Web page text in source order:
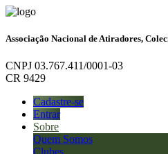
Associação Nacional de Atiradores,
CNPJ 03.767.411/0001-03
CR 9429
Cadastre-se
Entrar
Sobre
Quem Somos